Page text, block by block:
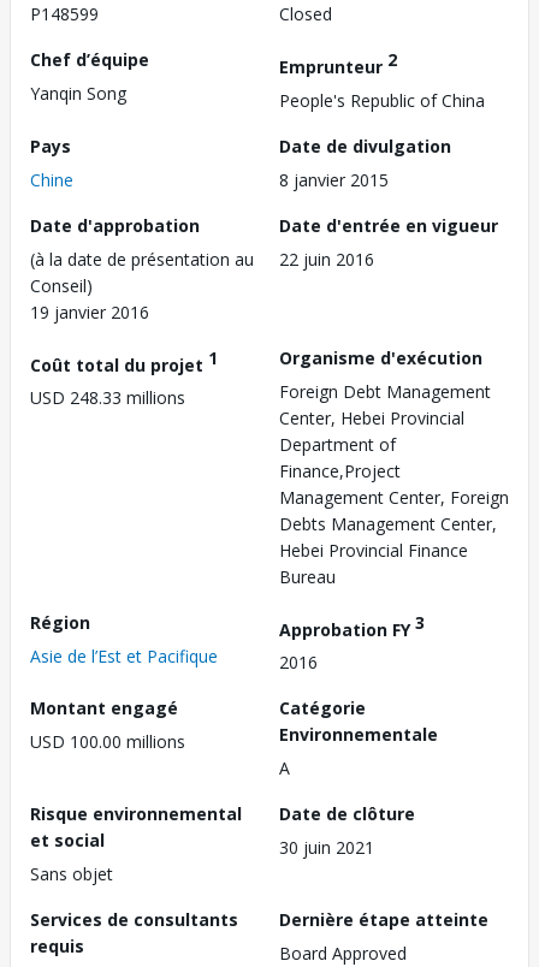
P148599
Closed
Chef d’équipe
Yanqin Song
Emprunteur 2
People's Republic of China
Pays
Chine
Date de divulgation
8 janvier 2015
Date d'approbation
(à la date de présentation au
Conseil)
19 janvier 2016
Date d'entrée en vigueur
22 juin 2016
Coût total du projet 1
USD 248.33 millions
Organisme d'exécution
Foreign Debt Management
Center, Hebei Provincial
Department of
Finance,Project
Management Center, Foreign
Debts Management Center,
Hebei Provincial Finance
Bureau
Région
Asie de l’Est et Pacifique
Approbation FY3
2016
Montant engagé
USD 100.00 millions
Catégorie
Environnementale
A
Risque environnemental
et social
Sans objet
Date de clôture
30 juin 2021
Services de consultants
requis
Dernière étape atteinte
Board Approved